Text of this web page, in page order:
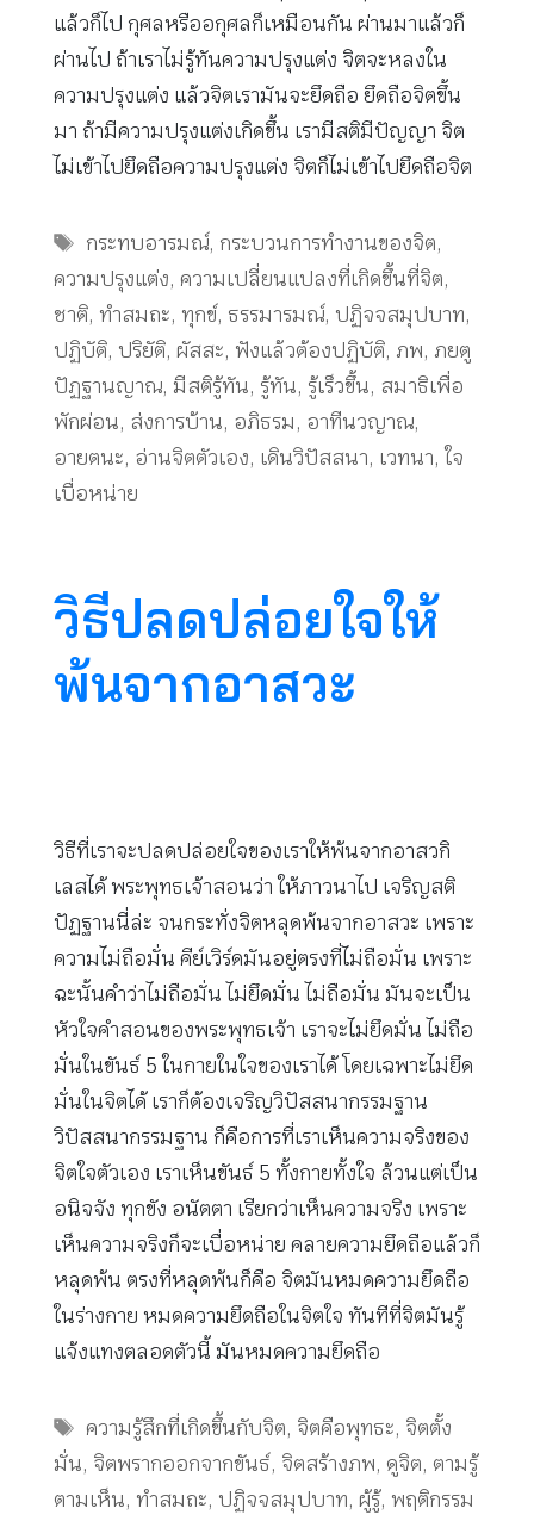
แล้วก็ไป กุศลหรืออกุศลก็เหมือนกัน ผ่านมาแล้วก็
ผ่านไป ถ้าเราไม่รู้ทันความปรุงแต่ง จิตจะหลงใน
ความปรุงแต่ง แล้วจิตเรามันจะยึดถือ ยึดถือจิตขึ้น
มา ถ้ามีความปรุงแต่งเกิดขึ้น เรามีสติมีปัญญา จิต
ไม่เข้าไปยึดถือความปรุงแต่ง จิตก็ไม่เข้าไปยึดถือจิต
Tags
กระทบอารมณ์, กระบวนการทำงานของจิต,
ความปรุงแต่ง, ความเปลี่ยนแปลงที่เกิดขึ้นที่จิต,
ชาติ, ทำสมถะ, ทุกข์, ธรรมารมณ์, ปฏิจจสมุปบาท,
ปฏิบัติ, ปริยัติ, ผัสสะ, ฟังแล้วต้องปฏิบัติ, ภพ, ภยตู
ปัฏฐานญาณ, มีสติรู้ทัน, รู้ทัน, รู้เร็วขึ้น, สมาธิเพื่อ
พักผ่อน, ส่งการบ้าน, อภิธรม, อาทีนวญาณ,
อายตนะ, อ่านจิตตัวเอง, เดินวิปัสสนา, เวทนา, ใจ
เบื่อหน่าย
วิธีปลดปล่อยใจให้
พ้นจากอาสวะ
วิธีที่เราจะปลดปล่อยใจของเราให้พ้นจากอาสวกิ
เลสได้ พระพุทธเจ้าสอนว่า ให้ภาวนาไป เจริญสติ
ปัฏฐานนี่ล่ะ จนกระทั่งจิตหลุดพ้นจากอาสวะ เพราะ
ความไม่ถือมั่น คีย์เวิร์ดมันอยู่ตรงที่ไม่ถือมั่น เพราะ
ฉะนั้นคำว่าไม่ถือมั่น ไม่ยึดมั่น ไม่ถือมั่น มันจะเป็น
หัวใจคำสอนของพระพุทธเจ้า เราจะไม่ยึดมั่น ไม่ถือ
มั่นในขันธ์ 5 ในกายในใจของเราได้ โดยเฉพาะไม่ยึด
มั่นในจิตได้ เราก็ต้องเจริญวิปัสสนากรรมฐาน
วิปัสสนากรรมฐาน ก็คือการที่เราเห็นความจริงของ
จิตใจตัวเอง เราเห็นขันธ์ 5 ทั้งกายทั้งใจ ล้วนแต่เป็น
อนิจจัง ทุกขัง อนัตตา เรียกว่าเห็นความจริง เพราะ
เห็นความจริงก็จะเบื่อหน่าย คลายความยึดถือแล้วก็
หลุดพ้น ตรงที่หลุดพ้นก็คือ จิตมันหมดความยึดถือ
ในร่างกาย หมดความยึดถือในจิตใจ ทันทีที่จิตมันรู้
แจ้งแทงตลอดตัวนี้ มันหมดความยึดถือ
Tags
ความรู้สึกที่เกิดขึ้นกับจิต, จิตคือพุทธะ, จิตตั้ง
มั่น, จิตพรากออกจากขันธ์, จิตสร้างภพ, ดูจิต, ตามรู้
ตามเห็น, ทำสมถะ, ปฏิจจสมุปบาท, ผู้รู้, พฤติกรรม